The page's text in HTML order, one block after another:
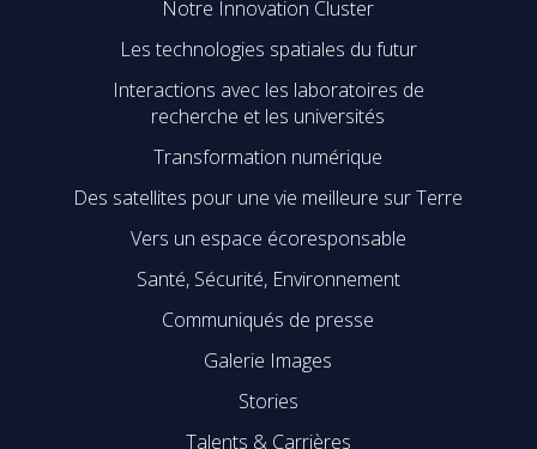
Notre Innovation Cluster
Les technologies spatiales du futur
Interactions avec les laboratoires de
recherche et les universités
Transformation numérique
Des satellites pour une vie meilleure sur Terre
Vers un espace écoresponsable
Santé, Sécurité, Environnement
Communiqués de presse
Galerie Images
Stories
Talents & Carrières